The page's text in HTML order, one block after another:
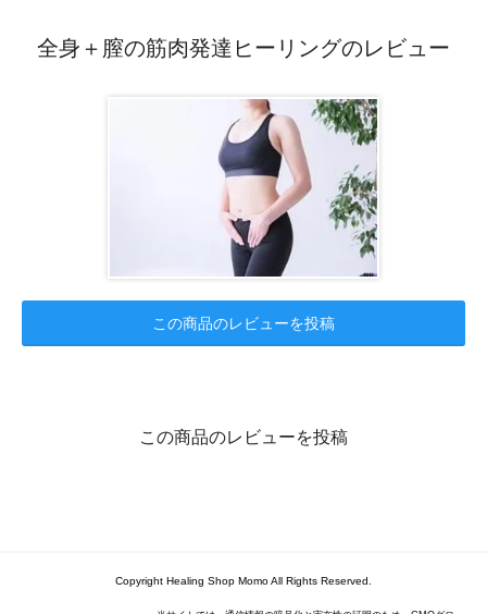
全身＋膣の筋肉発達ヒーリングのレビュー
この商品のレビューを投稿
この商品のレビューを投稿
Copyright Healing Shop Momo All Rights Reserved.